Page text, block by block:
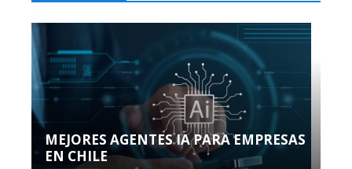
MEJORES AGENTES IA PARA EMPRESAS
EN CHILE